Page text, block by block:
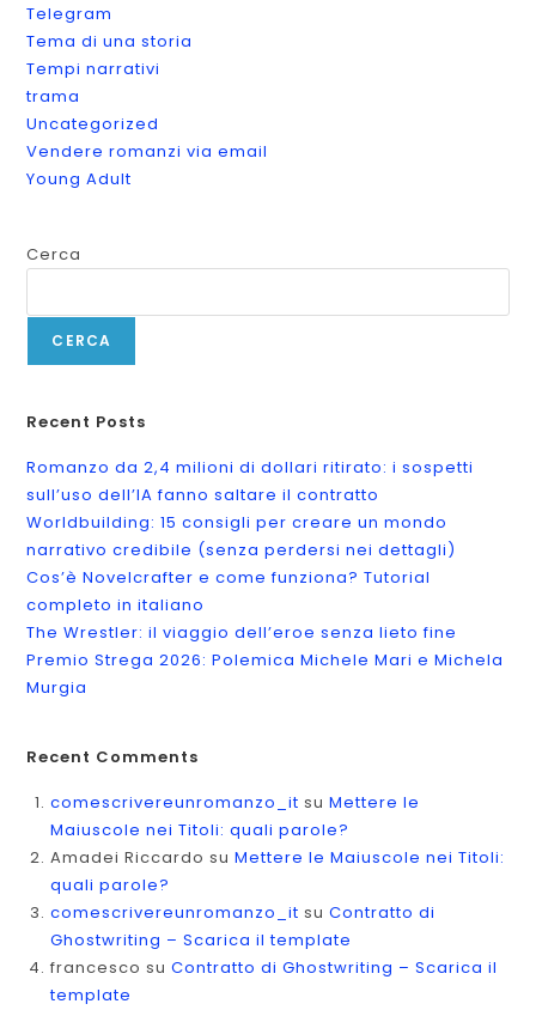
Telegram
Tema di una storia
Tempi narrativi
trama
Uncategorized
Vendere romanzi via email
Young Adult
Cerca
CERCA
Recent Posts
Romanzo da 2,4 milioni di dollari ritirato: i sospetti
sull’uso dell’IA fanno saltare il contratto
Worldbuilding: 15 consigli per creare un mondo
narrativo credibile (senza perdersi nei dettagli)
Cos’è Novelcrafter e come funziona? Tutorial
completo in italiano
The Wrestler: il viaggio dell’eroe senza lieto fine
Premio Strega 2026: Polemica Michele Mari e Michela
Murgia
Recent Comments
comescrivereunromanzo_it suMettere le
Maiuscole nei Titoli: quali parole?
Amadei Riccardo suMettere le Maiuscole nei Titoli:
quali parole?
comescrivereunromanzo_it suContratto di
Ghostwriting – Scarica il template
francesco suContratto di Ghostwriting – Scarica il
template